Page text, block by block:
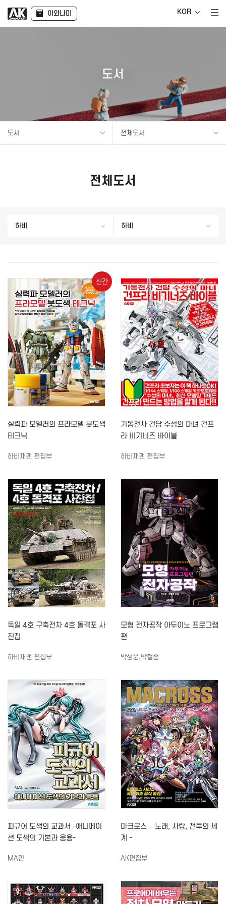
이와나미 KOR
도서
도서 전체도서
전체도서
하비 하비
신간
실력파 모델러의 프라모델 붓도색
테크닉
하비재팬 편집부
기동전사 건담 수성의 마녀 건프
라 비기너즈 바이블
하비재팬 편집부
독일 4호 구축전차 4호 돌격포 사
진집
하비재팬 편집부
모형 전자공작 아두이노 프로그램
편
박성윤,박철종
피규어 도색의 교과서 -애니메이
션 도색의 기본과 응용-
MA만
마크로스 – 노래, 사랑, 전투의 세
계 -
AK편집부